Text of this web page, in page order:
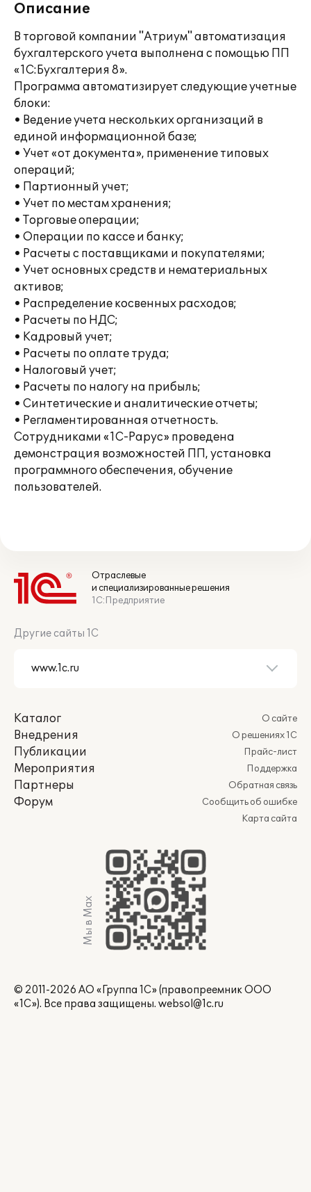
Описание
В торговой компании "Атриум" автоматизация
бухгалтерского учета выполнена с помощью ПП
«1С:Бухгалтерия 8».
Программа автоматизирует следующие учетные
блоки:
• Ведение учета нескольких организаций в
единой информационной базе;
• Учет «от документа», применение типовых
операций;
• Партионный учет;
• Учет по местам хранения;
• Торговые операции;
• Операции по кассе и банку;
• Расчеты с поставщиками и покупателями;
• Учет основных средств и нематериальных
активов;
• Распределение косвенных расходов;
• Расчеты по НДС;
• Кадровый учет;
• Расчеты по оплате труда;
• Налоговый учет;
• Расчеты по налогу на прибыль;
• Синтетические и аналитические отчеты;
• Регламентированная отчетность.
Сотрудниками «1С-Рарус» проведена
демонстрация возможностей ПП, установка
программного обеспечения, обучение
пользователей.
Отраслевые
и специализированные решения
1С:Предприятие
Другие сайты 1С
Каталог
Внедрения
Публикации
Мероприятия
Партнеры
Форум
О сайте
О решениях 1С
Прайс-лист
Поддержка
Обратная связь
Сообщить об ошибке
Карта сайта
Мы в Max
© 2011-2026 АО «Группа 1С» (правопреемник ООО
«1С»). Все права защищены. websol@1c.ru